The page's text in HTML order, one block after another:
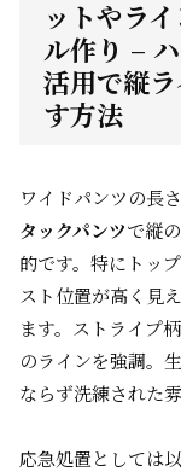
ットやラ
ル作り –
活用で縦
す方法
ワイドパンツの長
タックパンツで縦
的です。特にトッ
スト位置が高く見
ます。ストライプ
のラインを強調。
ならず洗練された
応急処置としては